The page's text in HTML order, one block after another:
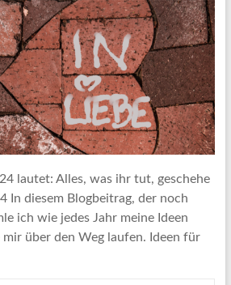
lautet: Alles, was ihr tut, geschehe
In diesem Blogbeitrag, der noch
ich wie jedes Jahr meine Ideen
mir über den Weg laufen. Ideen für